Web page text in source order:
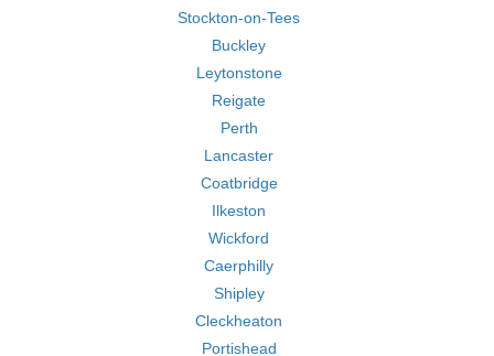
Stockton-on-Tees
Buckley
Leytonstone
Reigate
Perth
Lancaster
Coatbridge
Ilkeston
Wickford
Caerphilly
Shipley
Cleckheaton
Portishead